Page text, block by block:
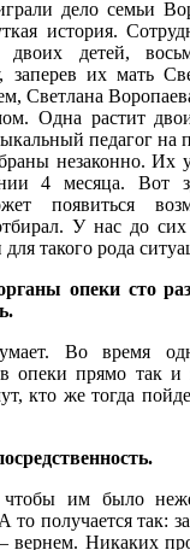
дело семьи
история.
двоих детей,
их мать
Светлана
Одна растит
педагог на
незаконно. Их
4 месяца. Вот
появиться
У нас до
такого рода
опеки сто
Во время
опеки прямо так и
кто же тогда
им было
то получается так:
вернем. Никаких